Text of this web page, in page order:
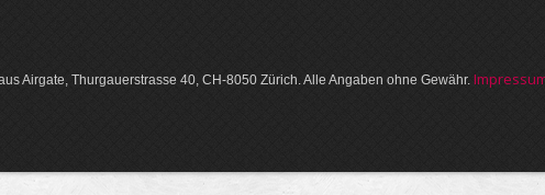
Airgate, Thurgauer­strasse 40, CH-8050 Zürich. Alle Angaben ohne Gewähr.